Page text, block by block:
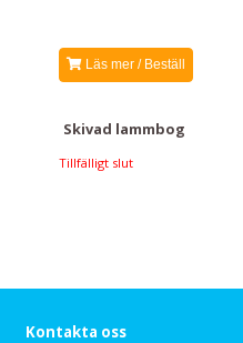
Läs mer / Beställ
Skivad lammbog
Tillfälligt slut
Kontakta oss